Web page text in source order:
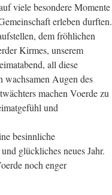
viele besondere Momente
erleben durften.
dem fröhlichen
Kirmes, unserem
all diese
wachsamen Augen des
machen Voerde zu
und
besinnliche
glückliches neues Jahr.
noch enger